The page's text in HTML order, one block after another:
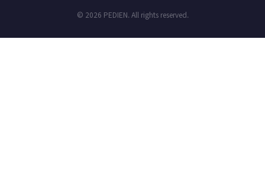
© 2026 PEDIEN. All rights reserved.